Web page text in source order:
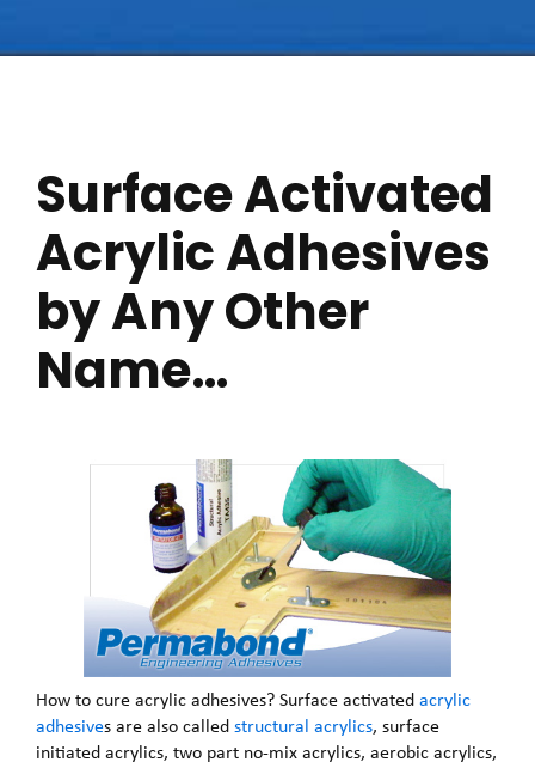
Surface Activated
Acrylic Adhesives
by Any Other
Name…
How to cure acrylic adhesives? Surface activatedacrylic
adhesives are also calledstructural acrylics, surface
initiated acrylics, two part no-mix acrylics, aerobic acrylics,